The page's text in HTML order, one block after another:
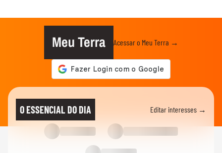
Meu Terra Acessar o Meu Terra →
O ESSENCIAL DO DIA Editar interesses →